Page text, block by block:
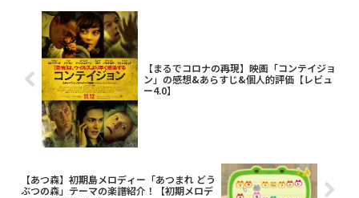
ていません(^-^;そういった中で
始動したのがDQ1のイベン
【まるでコロナの再現】映画「コンテイジョ
ン」の感想&あらすじ&個人的評価【レビュ
ー4.0】
【あつ森】初期島メロディー「あつまれ どう
ぶつの森」テーマの楽譜紹介！【初期メロデ